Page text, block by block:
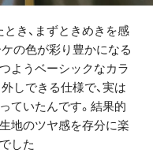
き、まずときめきを感
の色が彩り豊かになる
ようベーシックなカラ
しできる仕様で、実は
ていたんです。結果的
地のツヤ感を存分に楽
した